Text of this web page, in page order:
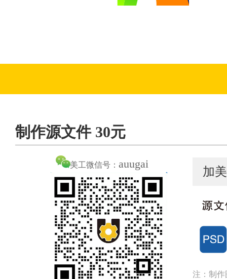
制作源文件 30元
美工微信号： auugai
加
注：制作